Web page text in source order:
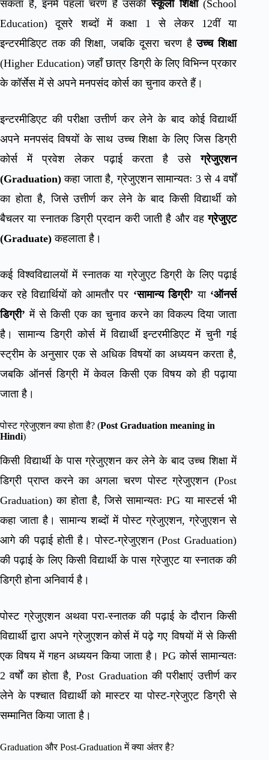
सकता है, इनमें पहला चरण है उसकीस्कूली शिक्षा(School
Education) दूसरे शब्दों में कक्षा 1 से लेकर 12वीं या
इन्टरमीडिएट तक की शिक्षा, जबकि दूसरा चरण हैउच्च शिक्षा
(Higher Education) जहाँ छात्र डिग्री के लिए विभिन्न प्रकार
के कॉर्सेस में से अपने मनपसंद कोर्स का चुनाव करते हैं।
इन्टरमीडिएट की परीक्षा उत्तीर्ण कर लेने के बाद कोई विद्यार्थी
अपने मनपसंद विषयों के साथ उच्च शिक्षा के लिए जिस डिग्री
कोर्स में प्रवेश लेकर पढ़ाई करता है उसेग्रेजुएशन
(Graduation) कहा जाता है, ग्रेजुएशन सामान्यतः 3 से 4 वर्षों
का होता है, जिसे उत्तीर्ण कर लेने के बाद किसी विद्यार्थी को
बैचलर या स्नातक डिग्री प्रदान करी जाती है और वहग्रेजुएट
(Graduate) कहलाता है।
कई विश्वविद्यालयों में स्नातक या ग्रेजुएट डिग्री के लिए पढ़ाई
कर रहे विद्यार्थियों को आमतौर पर ‘सामान्य डिग्री’ या ‘ऑनर्स
डिग्री’ में से किसी एक का चुनाव करने का विकल्प दिया जाता
है। सामान्य डिग्री कोर्स में विद्यार्थी इन्टरमीडिएट में चुनी गई
स्ट्रीम के अनुसार एक से अधिक विषयों का अध्ययन करता है,
जबकि ऑनर्स डिग्री में केवल किसी एक विषय को ही पढ़ाया
जाता है।
पोस्ट ग्रेजुएशन क्या होता है? (Post Graduation meaning in
Hindi)
किसी विद्यार्थी के पास ग्रेजुएशन कर लेने के बाद उच्च शिक्षा में
डिग्री प्राप्त करने का अगला चरण पोस्ट ग्रेजुएशन (Post
Graduation) का होता है, जिसे सामान्यतः PG या मास्टर्स भी
कहा जाता है। सामान्य शब्दों में पोस्ट ग्रेजुएशन, ग्रेजुएशन से
आगे की पढ़ाई होती है। पोस्ट-ग्रेजुएशन (Post Graduation)
की पढ़ाई के लिए किसी विद्यार्थी के पास ग्रेजुएट या स्नातक की
डिग्री होना अनिवार्य है।
पोस्ट ग्रेजुएशन अथवा परा-स्नातक की पढ़ाई के दौरान किसी
विद्यार्थी द्वारा अपने ग्रेजुएशन कोर्स में पढ़े गए विषयों में से किसी
एक विषय में गहन अध्ययन किया जाता है। PG कोर्स सामान्यतः
2 वर्षों का होता है, Post Graduation की परीक्षाएं उत्तीर्ण कर
लेने के पश्चात विद्यार्थी को मास्टर या पोस्ट-ग्रेजुएट डिग्री से
सम्मानित किया जाता है।
Graduation और Post-Graduation में क्या अंतर है?